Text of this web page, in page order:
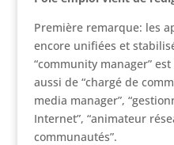
Première remarque: les
encore unifiées et
“community manager”
aussi de “chargé de
media manager”,
Internet”, “animateur
communautés”.